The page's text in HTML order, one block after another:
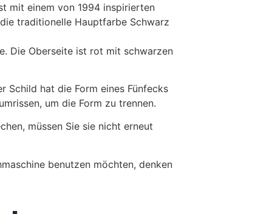
mit einem von 1994 inspirierten
traditionelle Hauptfarbe Schwarz
Die Oberseite ist rot mit schwarzen
Schild hat die Form eines Fünfecks
um die Form zu trennen.
müssen Sie sie nicht erneut
benutzen möchten, denken